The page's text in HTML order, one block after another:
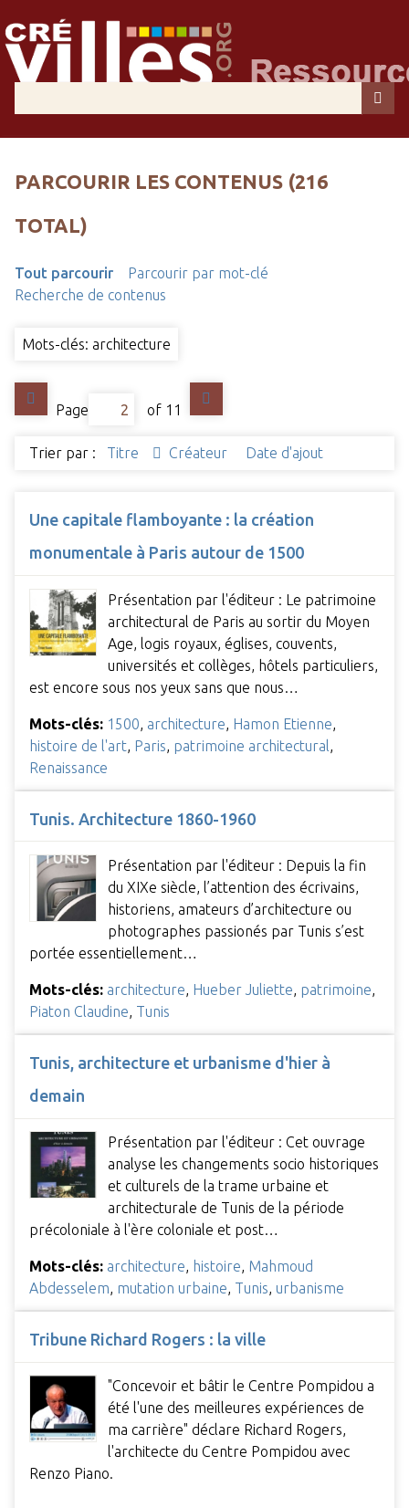
PARCOURIR LES CONTENUS (216
TOTAL)
Tout parcourir
Parcourir par mot-clé
Recherche de contenus
Mots-clés: architecture
Page of 11
Trier par : Titre Créateur Date d'ajout
Une capitale flamboyante : la création
monumentale à Paris autour de 1500
Présentation par l'éditeur : Le patrimoine
architectural de Paris au sortir du Moyen
Age, logis royaux, églises, couvents,
universités et collèges, hôtels particuliers,
est encore sous nos yeux sans que nous…
Mots-clés: 1500 architecture Hamon Etienne
histoire de l'art Paris patrimoine architectural
Renaissance
Tunis. Architecture 1860-1960
Présentation par l'éditeur : Depuis la fin
du XIXe siècle, l’attention des écrivains,
historiens, amateurs d’architecture ou
photographes passionés par Tunis s’est
portée essentiellement…
Mots-clés: architecture, Hueber Juliette, patrimoine,
Piaton Claudine, Tunis
Tunis, architecture et urbanisme d'hier à
demain
Présentation par l'éditeur : Cet ouvrage
analyse les changements socio historiques
et culturels de la trame urbaine et
architecturale de Tunis de la période
précoloniale à l'ère coloniale et post…
Mots-clés: architecture, histoire, Mahmoud
Abdesselem, mutation urbaine, Tunis, urbanisme
Tribune Richard Rogers : la ville
"Concevoir et bâtir le Centre Pompidou a
été l'une des meilleures expériences de
ma carrière" déclare Richard Rogers,
l'architecte du Centre Pompidou avec
Renzo Piano.